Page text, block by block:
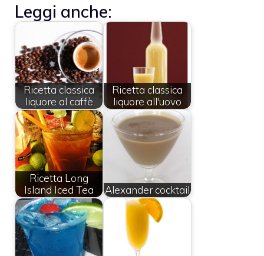
Leggi anche:
Ricetta classica
liquore al caffè
Ricetta classica
liquore all'uovo
Ricetta Long
Island Iced Tea
Alexander cocktail